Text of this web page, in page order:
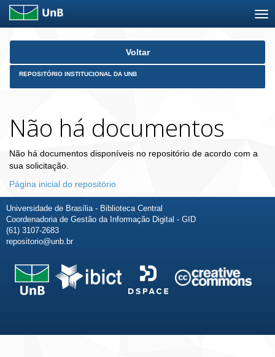
Skip
Voltar
REPOSITÓRIO INSTITUCIONAL DA UNB
Não há documentos
Não há documentos disponíveis no repositório de acordo com a
sua solicitação.
Página inicial do repositório
Universidade de Brasília - Biblioteca Central
Coordenadoria de Gestão da Informação Digital - GID
(61) 3107-2683
repositorio@unb.br